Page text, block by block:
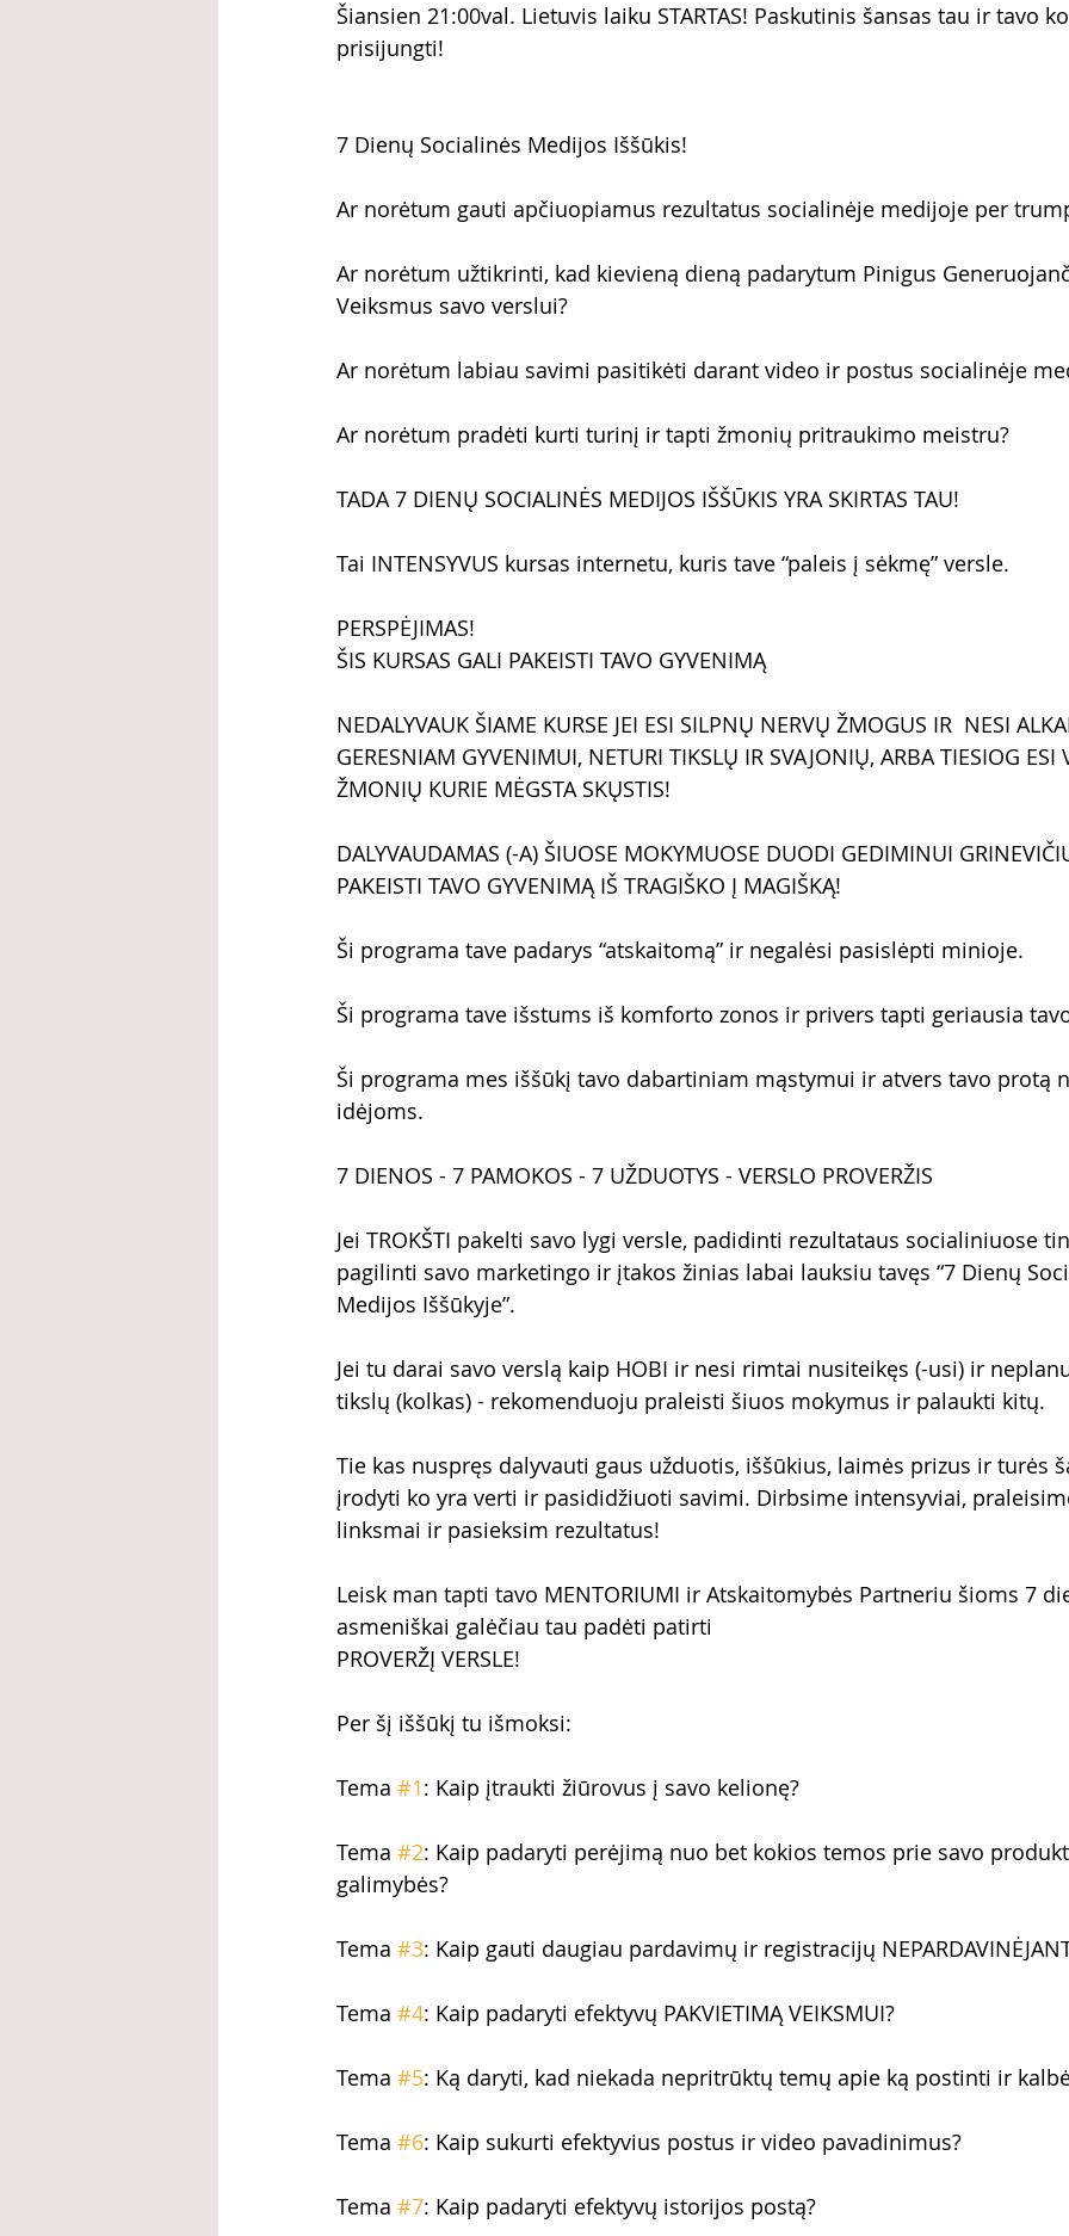
Šiansien 21:00val. Lietuvis laiku STARTAS! Paskutinis šansas tau ir tavo
prisijungti!
7 Dienų Socialinės Medijos Iššūkis!
Ar norėtum gauti apčiuopiamus rezultatus socialinėje medijoje per
Ar norėtum užtikrinti, kad kievieną dieną padarytum Pinigus
Veiksmus savo verslui?
Ar norėtum labiau savimi pasitikėti darant video ir postus socialinėje
Ar norėtum pradėti kurti turinį ir tapti žmonių pritraukimo meistru?
TADA 7 DIENŲ SOCIALINĖS MEDIJOS IŠŠŪKIS YRA SKIRTAS TAU!
Tai INTENSYVUS kursas internetu, kuris tave “paleis į sėkmę” versle.
PERSPĖJIMAS!
ŠIS KURSAS GALI PAKEISTI TAVO GYVENIMĄ
NEDALYVAUK ŠIAME KURSE JEI ESI SILPNŲ NERVŲ ŽMOGUS IR  NESI
GERESNIAM GYVENIMUI, NETURI TIKSLŲ IR SVAJONIŲ, ARBA TIESIOG ESI
ŽMONIŲ KURIE MĖGSTA SKŲSTIS!
DALYVAUDAMAS (-A) ŠIUOSE MOKYMUOSE DUODI GEDIMINUI
PAKEISTI TAVO GYVENIMĄ IŠ TRAGIŠKO Į MAGIŠKĄ!
Ši programa tave padarys “atskaitomą” ir negalėsi pasislėpti minioje.
Ši programa tave išstums iš komforto zonos ir privers tapti geriausia
Ši programa mes iššūkį tavo dabartiniam mąstymui ir atvers tavo protą
idėjoms.
7 DIENOS - 7 PAMOKOS - 7 UŽDUOTYS - VERSLO PROVERŽIS
Jei TROKŠTI pakelti savo lygi versle, padidinti rezultataus socialiniuose
pagilinti savo marketingo ir įtakos žinias labai lauksiu tavęs “7 Dienų
Medijos Iššūkyje”.
Jei tu darai savo verslą kaip HOBI ir nesi rimtai nusiteikęs (-usi) ir
tikslų (kolkas) - rekomenduoju praleisti šiuos mokymus ir palaukti kitų.
Tie kas nuspręs dalyvauti gaus užduotis, iššūkius, laimės prizus ir turės
įrodyti ko yra verti ir pasididžiuoti savimi. Dirbsime intensyviai,
linksmai ir pasieksim rezultatus!
Leisk man tapti tavo MENTORIUMI ir Atskaitomybės Partneriu šioms 7
asmeniškai galėčiau tau padėti patirti
PROVERŽĮ VERSLE!
Per šį iššūkį tu išmoksi:
Tema #1: Kaip įtraukti žiūrovus į savo kelionę?
Tema #2: Kaip padaryti perėjimą nuo bet kokios temos prie savo
galimybės?
Tema #3: Kaip gauti daugiau pardavimų ir registracijų
Tema #4: Kaip padaryti efektyvų PAKVIETIMĄ VEIKSMUI?
Tema #5: Ką daryti, kad niekada nepritrūktų temų apie ką postinti ir
Tema #6: Kaip sukurti efektyvius postus ir video pavadinimus?
Tema #7: Kaip padaryti efektyvų istorijos postą?